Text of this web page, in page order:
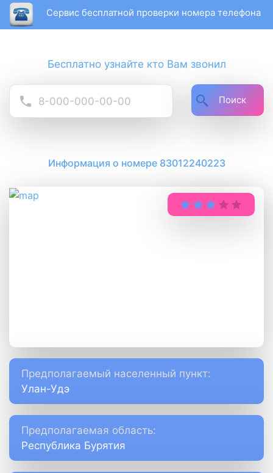
Сервис бесплатной проверки номера телефона
Бесплатно узнайте кто Вам звонил
Поиск
Информация о номере 83012240223
Предполагаемый населенный пункт:
Улан-Удэ
Предполагаемая область:
Республика Бурятия